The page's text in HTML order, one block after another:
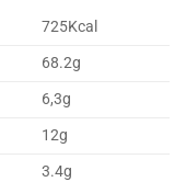
725Kcal
68.2g
6,3g
12g
3.4g